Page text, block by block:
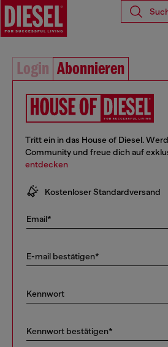
Login Abonnieren
Tritt ein in das House of Diesel.
Community und freue dich auf
entdecken
10% Rabatt auf deine erste
Kostenloser Standardversand
… und vieles mehr!
Email*
E-mail bestätigen*
Kennwort
Kennwort bestätigen*